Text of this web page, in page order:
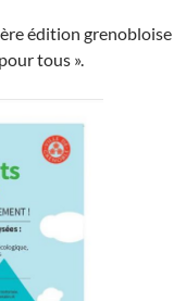
édition grenobloise
tous ».